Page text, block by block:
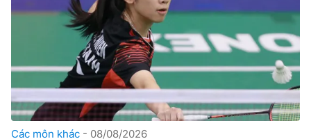
Liên hệ quảng cáo:
0966 196 377
toasoan@vtv.vn
Các môn khác 08/08/2026